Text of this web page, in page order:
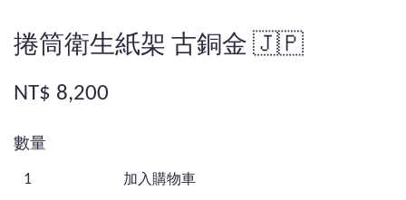
捲筒衛生紙架 古銅金 🇯🇵
NT$ 8,200
數量
加入購物車